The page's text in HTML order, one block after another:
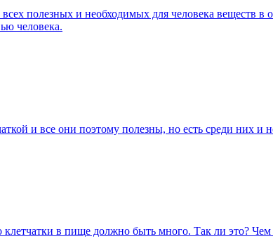
полезных и необходимых для человека
человека.
и все они поэтому полезны, но есть среди них
в пище должно быть много. Так ли это? Чем